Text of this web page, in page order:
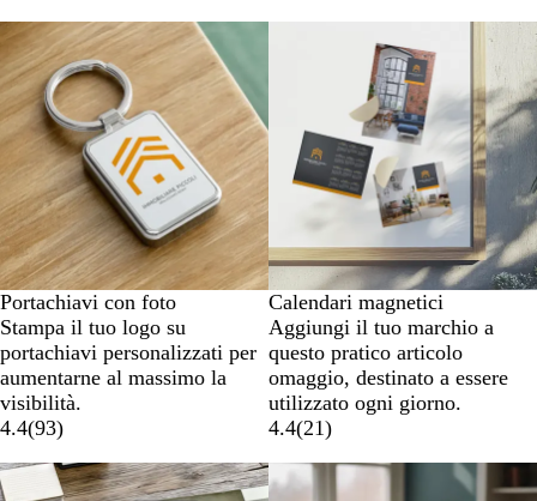
Nuove opzioni
Portachiavi con foto
Stampa il tuo logo su
portachiavi personalizzati per
aumentarne al massimo la
visibilità.
4.4(93)
Calendari magnetici
Aggiungi il tuo marchio a
questo pratico articolo
omaggio, destinato a essere
utilizzato ogni giorno.
4.4(21)
Nuove opzioni